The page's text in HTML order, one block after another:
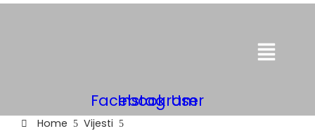
Menu
Facebook
Instagram
User
Home
Vijesti